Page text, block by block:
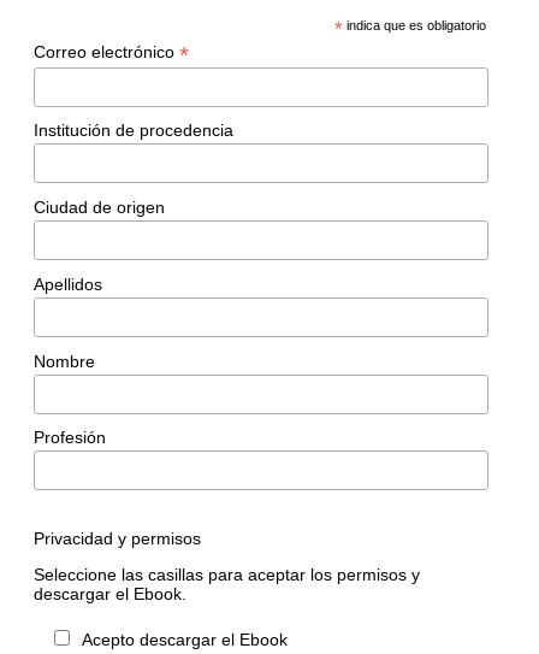
* indica que es obligatorio
Correo electrónico *
Institución de procedencia
Ciudad de origen
Apellidos
Nombre
Profesión
Privacidad y permisos
Seleccione las casillas para aceptar los permisos y
descargar el Ebook.
Acepto descargar el Ebook